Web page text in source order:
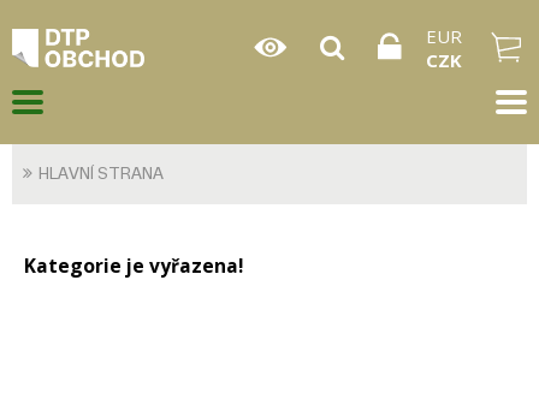
EUR
CZK
HLAVNÍ STRANA
Kategorie je vyřazena!